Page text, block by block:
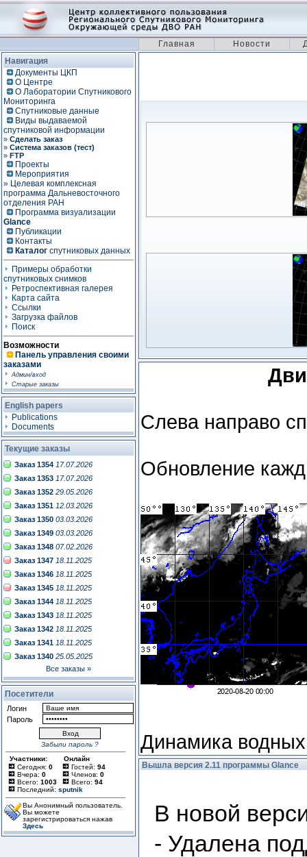
Главная Новости
Навигация
Документы ЦКП
О Центре
О Лаборатории Спутникового
Мониторинга
Спутниковые данные
Виды выдаваемой
спутниковой информации
» Сделать заказ
» Система заказов (тест)
» FTP
Проекты
Мероприятия
» Целевая комплексная
программа Дальневосточного
отделения РАН
Программа визуализации
Glance
Публикации
Контакты
Каталог спутниковых данных
Примеры обработки
спутниковых снимков
Ретроспективная галерея
Карта сайта
Ссылки
Загрузка файлов
Поиск
Возможности
Панель управления своими
заказами
Админ/вход
Старые заказы
English papers
Publications
Documents
Текущие заказы
Заказ 1354 17.07.2026
Заказ 1353 17.07.2026
Заказ 1352 29.05.2026
Заказ 1351 12.03.2026
Заказ 1350 03.03.2026
Заказ 1349 03.03.2026
Заказ 1348 07.02.2026
Заказ 1347 18.11.2025
Заказ 1346 18.11.2025
Заказ 1345 18.11.2025
Заказ 1344 18.11.2025
Заказ 1343 18.11.2025
Заказ 1342 18.11.2025
Заказ 1341 18.11.2025
Заказ 1340 25.05.2025
Все заказы »
Посетители
Логин
Пароль
Забыли пароль ?
Участники:
Сегодня: 0
Вчера: 0
Всего: 1003
Онлайн
Гостей: 94
Членов: 0
Всего: 94
Последний: sputnik
Вы Анонимный пользователь.
Вы можете
зарегистрироваться нажав
Здесь
Слева направо
Обновление
Динамика
Вышла версия 2.11 программы Glance
В новой
- Удалена